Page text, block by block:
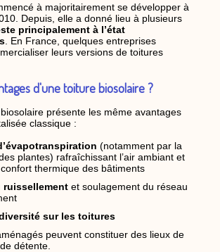
à majoritairement se développer à
Depuis, elle a donné lieu à plusieurs
principalement à l’état
. En France, quelques entreprises
leurs versions de toitures
d'une toiture biosolaire ?
présente les même avantages
classique :
(notamment par la
plantes) rafraîchissant l’air ambiant et
thermique des bâtiments
et soulagement du réseau
sur les toitures
peuvent constituer des lieux de
détente.